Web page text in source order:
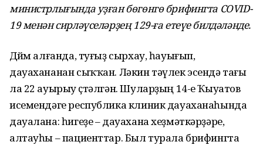
министрлығында уҙған бөгөнгө брифингта COVID-
19 менән сирләүселәрҙең 129-ға етеүе билдәләнде.
Дөйөм алғанда, туғыҙ сырхау, һауығып,
дауахананан сыҡҡан. Ләкин тәүлек эсендә тағы
ла 22 ауырыу өҫтәлгән. Шуларҙың 14-е Ҡыуатов
исемендәге республика клиник дауаханаһында
дауалана: һигеҙе – дауахана хеҙмәткәрҙәре,
алтауһы – пациенттар. Был турала брифингта